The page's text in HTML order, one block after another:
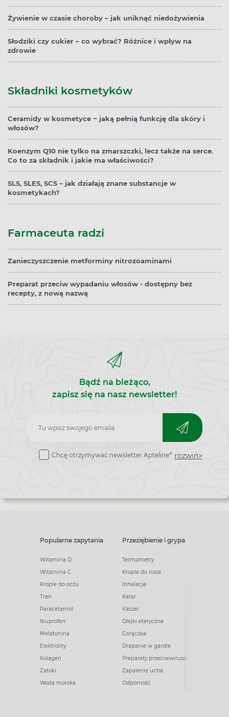
Żywienie w czasie choroby – jak uniknąć niedożywienia
Słodziki czy cukier – co wybrać? Różnice i wpływ na
zdrowie
Składniki kosmetyków
Ceramidy w kosmetyce − jaką pełnią funkcję dla skóry i
włosów?
Koenzym Q10 nie tylko na zmarszczki, lecz także na serce.
Co to za składnik i jakie ma właściwości?
SLS, SLES, SCS – jak działają znane substancje w
kosmetykach?
Farmaceuta radzi
Zanieczyszczenie metforminy nitrozoaminami
Preparat przeciw wypadaniu włosów - dostępny bez
recepty, z nową nazwą
Bądź na bieżąco,
zapisz się na nasz newsletter!
Zapisz
do
Chcę otrzymywać newsletter Apteline* rozwiń>
Popularne zapytania
Witamina D
Witamina C
Krople do oczu
Tran
Paracetamol
Ibuprofen
Melatonina
Elektrolity
Kolagen
Zatoki
Woda morska
Przeziębienie i grypa
Termometry
Krople do nosa
Inhalacje
Katar
Kaszel
Olejki eteryczne
Gorączka
Drapanie w gardle
Preparaty przeciwwirusowe
Zapalenie ucha
Odporność